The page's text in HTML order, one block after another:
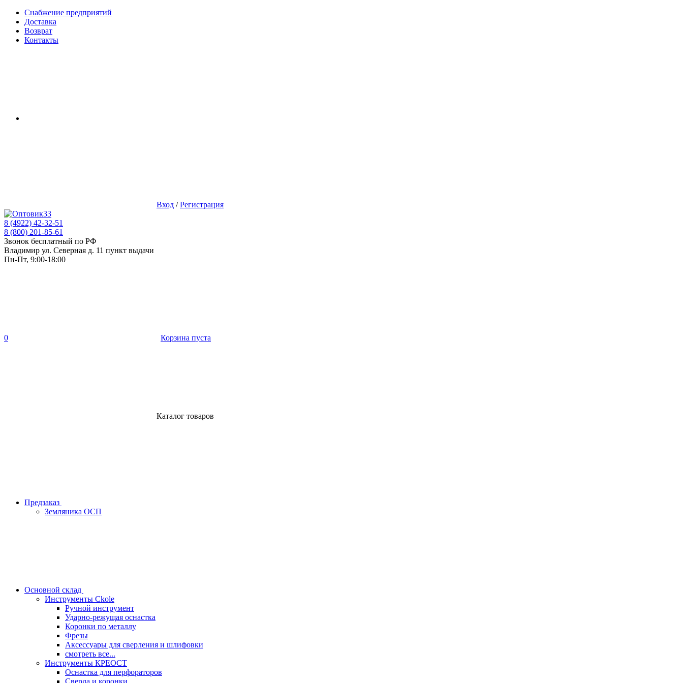
Снабжение предприятий
Доставка
Возврат
Контакты
Вход /Регистрация
8 (4922) 42-32-51
8 (800) 201-85-61
Звонок бесплатный по РФ
Владимир ул. Северная д. 11 пункт выдачи
Пн-Пт, 9:00-18:00
0 Корзина пуста
Каталог товаров
Предзаказ
Земляника ОСП
Основной склад
Инструменты Ckole
Ручной инструмент
Ударно‑режущая оснастка
Коронки по металлу
Фрезы
Аксессуары для сверления и шлифовки
смотреть все...
Инструменты КРЕОСТ
Оснастка для перфораторов
Сверла и коронки